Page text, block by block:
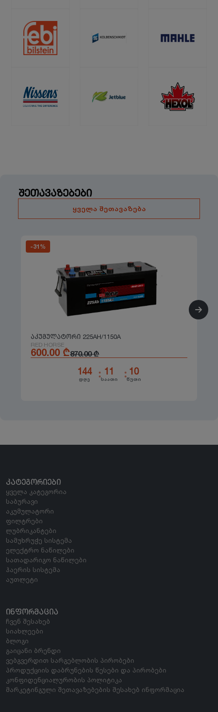
შეთავაზებები
ყველა შეთავაზება
-31 %
აკუმულატორი 225AH/1150A
RED HORSE
600.00 ₾870.00 ₾
144
დღე
11
საათი
10
წუთი
ᲙᲐᲢᲔᲒᲝᲠᲘᲔᲑᲘ
ყველა კატეგორია
საბურავი
აკუმულატორი
ფილტრები
ლუბრიკანტები
სამუხრუჭე სისტემა
ელექტრო ნაწილები
სათადარიგო ნაწილები
ჰაერის სისტემა
აუთლეტი
ᲘᲜᲤᲝᲠᲛᲐᲪᲘᲐ
ჩვენ შესახებ
სიახლეები
ბლოგი
გაიცანი ბრენდი
ვებგვერდით სარგებლობის პირობები
პროდუქციის დაბრუნების წესები და პირობები
კონფიდენციალურობის პოლიტიკა
მარკეტინგული შეთავაზებების შესახებ ინფორმაცია